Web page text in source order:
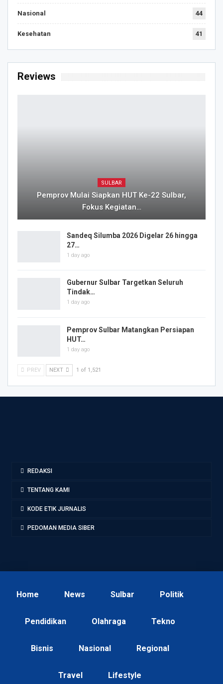
Nasional 44
Kesehatan 41
Reviews
SULBAR
Pemprov Mulai Siapkan HUT Ke-22 Sulbar,
Fokus Kegiatan…
Sandeq Silumba 2026 Digelar 26 hingga
27…
1 day ago
Gubernur Sulbar Targetkan Seluruh
Tindak…
1 day ago
Pemprov Sulbar Matangkan Persiapan
HUT…
1 day ago
PREV NEXT 1 of 1,521
REDAKSI
TENTANG KAMI
KODE ETIK JURNALIS
PEDOMAN MEDIA SIBER
Home News Sulbar Politik
Pendidikan Olahraga Tekno
Bisnis Nasional Regional
Travel Lifestyle